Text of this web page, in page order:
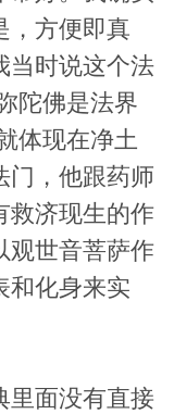
，方便即真
当时说这个法
陀佛是法界
体现在净土
门，他跟药师
救济现生的作
观世音菩萨作
和化身来实
里面没有直接